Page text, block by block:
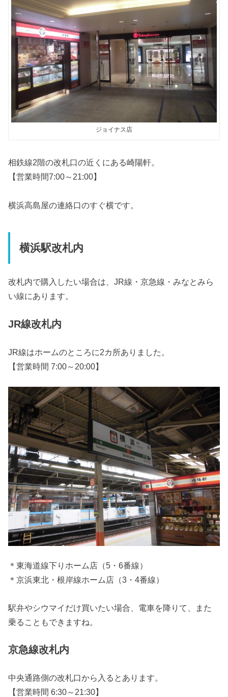
ジョイナス店
相鉄線2階の改札口の近くにある崎陽軒。
【営業時間7:00～21:00】
横浜高島屋の連絡口のすぐ横です。
横浜駅改札内
改札内で購入したい場合は、JR線・京急線・みなとみら
い線にあります。
JR線改札内
JR線はホームのところに2カ所ありました。
【営業時間 7:00～20:00】
＊東海道線下りホーム店（5・6番線）
＊京浜東北・根岸線ホーム店（3・4番線）
駅弁やシウマイだけ買いたい場合、電車を降りて、また
乗ることもできますね。
京急線改札内
中央通路側の改札口から入るとあります。
【営業時間 6:30～21:30】